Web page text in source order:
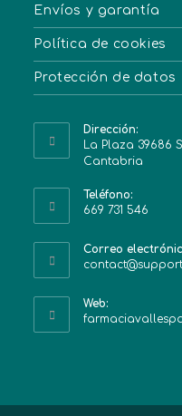
Envíos y garantía
Política de cookies
Protección de datos
Dirección:
La Plaza 39686
Cantabria
Teléfono:
669 731 546
Correo
Web: